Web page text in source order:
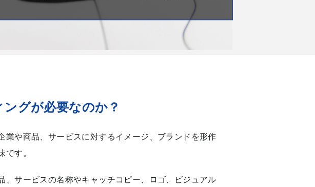
グが必要なのか？
業や商品、サービスに対するイメージ、ブランドを形作
です。
、サービスの名称やキャッチコピー、ロゴ、ビジュアル